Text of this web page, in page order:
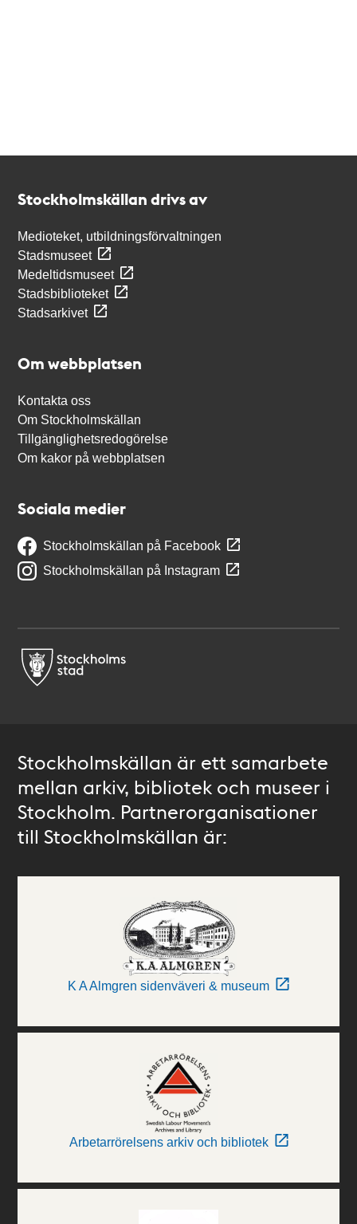
Stockholmskällan drivs av
Medioteket, utbildningsförvaltningen
Stadsmuseet
Medeltidsmuseet
Stadsbiblioteket
Stadsarkivet
Om webbplatsen
Kontakta oss
Om Stockholmskällan
Tillgänglighetsredogörelse
Om kakor på webbplatsen
Sociala medier
Stockholmskällan på Facebook
Stockholmskällan på Instagram
Stockholmskällan är ett samarbete
mellan arkiv, bibliotek och museer i
Stockholm. Partnerorganisationer
till Stockholmskällan är:
K A Almgren sidenväveri & museum
Arbetarrörelsens arkiv och bibliotek